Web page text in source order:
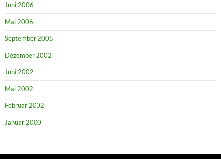
Juni 2006
Mai 2006
September 2005
Dezember 2002
Juni 2002
Mai 2002
Februar 2002
Januar 2000